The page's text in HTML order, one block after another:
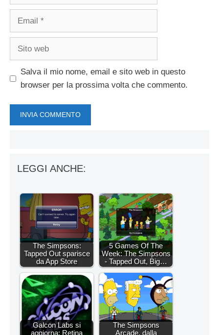
Email
Sito
Salva il mio nome, email e sito web in questo
browser per la prossima volta che commento.
LEGGI ANCHE:
The Simpsons:
Tapped Out sparisce
da App Store
5 Games Of The
Week: The Simpsons
- Tapped Out, Big…
Galcon Labs si
aggiorna: Retina
The Simpsons
Arcade, dalla